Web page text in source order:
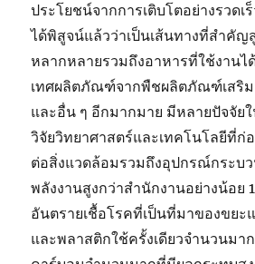
ประโยชน์จากการเติบโตอย่างรวด
ได้พิสูจน์แล้วว่าเป็นเส้นทางที่สำคั
หลากหลายรวมถึงอาหารที่ใช้งานไ
เทศผลิตภัณฑ์จากพืชผลิตภัณฑ์เสริ
และอื่น ๆ อีกมากมาย มีหลายปัจจัย
วิจัยวิทยาศาสตร์และเทคโนโลยีที่ก่
ต่อสิ่งแวดล้อมรวมถึงอุปกรณ์กระบ
พลังงานสูงกว่าสำนักงานอย่างน้อย
อันตรายเชื้อโรคที่เป็นที่มาของขยะ
และพลาสติกใช้ครั้งเดียวจำนวนมา